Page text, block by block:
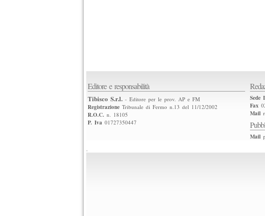
Editore e responsabilità
Tibisco S.r.l.- Editore per le prov. AP e FM
RegistrazioneTribunale di Fermo n.13 del 11/12/2002
R.O.C. n. 18105
P. Iva 01727350447
Sede
Fax
Mail
Mail
.